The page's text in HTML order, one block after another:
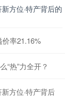
方位·特产背后的
率21.16%
“热”力全开？
方位·特产背后